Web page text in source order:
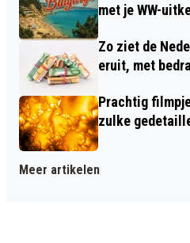
met je WW-
Zo ziet de
eruit, met
Prachtig
zulke
Meer artikelen